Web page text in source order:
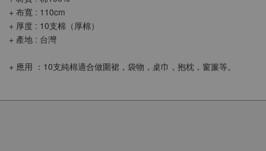
+ 布寬 : 110cm
+ 厚度 : 10支棉（厚棉）
+ 產地 : 台灣
+ 應用 ：10支純棉適合做圍裙，袋物，桌巾，抱枕，窗簾等。